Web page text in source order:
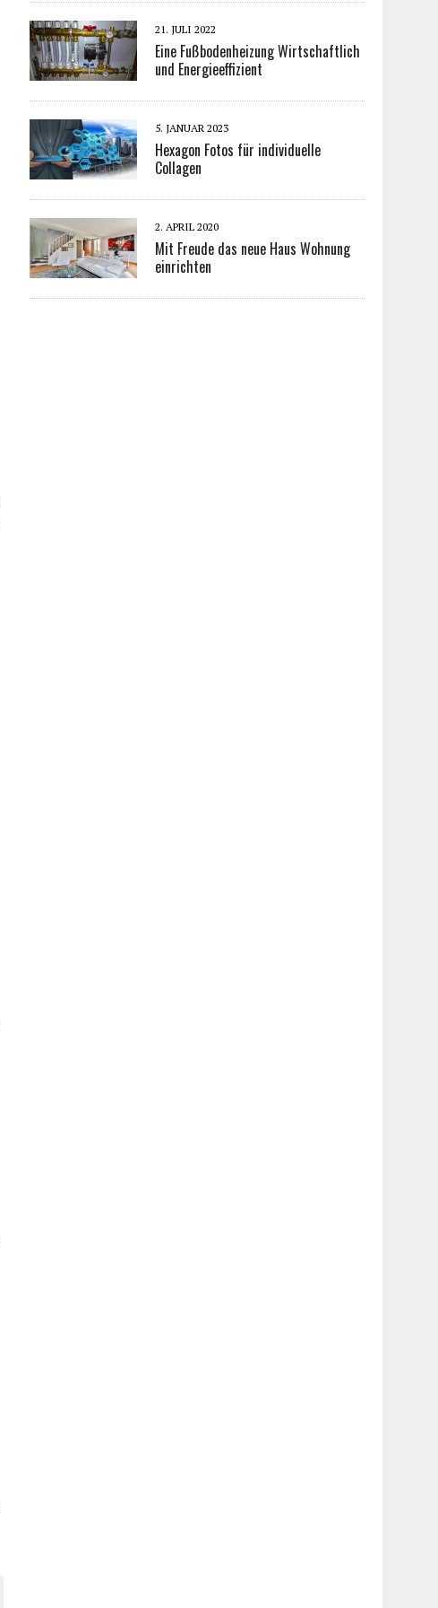
21. JULI 2022
Eine Fußbodenheizung Wirtschaftlich
und Energieeffizient
5. JANUAR 2023
Hexagon Fotos für individuelle
Collagen
2. APRIL 2020
Mit Freude das neue Haus Wohnung
einrichten